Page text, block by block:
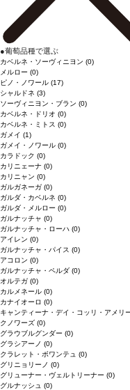
●葡萄品種で選ぶ
カベルネ・ソーヴィニヨン (0)
メルロー (0)
ピノ・ノワール (17)
シャルドネ (3)
ソーヴィニヨン・ブラン (0)
カベルネ・ドリオ (0)
カベルネ・ミトス (0)
ガメイ (1)
ガメイ・ノワール (0)
カラドック (0)
カリニェーナ (0)
カリニャン (0)
ガルガネーガ (0)
ガルダ・カベルネ (0)
ガルダ・メルロー (0)
ガルナッチャ (0)
ガルナッチャ・ローハ (0)
アイレン (0)
ガルナッチャ・パイス (0)
アコロン (0)
ガルナッチャ・ペルダ (0)
オルテガ (0)
カルメネール (0)
カナイオーロ (0)
キャンティーナ・デイ・コッリ・アメリ
クノワーズ (0)
グラウブルグンダー (0)
グラシアーノ (0)
クラレット・ボワンテュ (0)
グリニョリーノ (0)
グリューナー・ヴェルトリーナー (0)
グルナッシュ (0)